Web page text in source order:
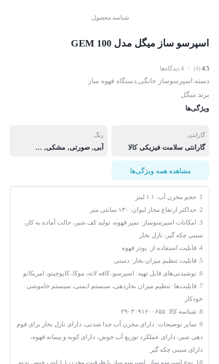
شناسه محصول:
اسپرسو ساز میگل مدل GEM 100
4.5
(4) 4 دیدگاه‌ها
دسته: اسپرسوساز خانگی دستگاه قهوه ساز
برند:میگل
ویژگی‌ها
گارانتی
گارانتی سلامت فیزیکی کالا
رنگ
آبی, صورتی, مشکی, نوک مدادی
مشاهده همه ویژگی‌ها
1. حجم مخزن آب: ۱.۱ لیتر
2. حداکثر ارتفاع مجاز لیوان: ۱۳۰ سانتی متر
3. امکانات اسپرسوساز: تمپر قهوه، تولید کف شیر، حالت آماده به کار،
سینی چکه گیر، نازل بخار
4. قابلیت استفاده از: پودر قهوه
5. قابلیت تنظیم میزان بخار: دستی
6. نوشیدنی‌های قابل تهیه: اسپرسو، کافه لاته، موکا، کاپوچینو، امریکانو
7. قابلیت‌ها: تنظیم میزان بخاردهی، سیستم ایمنی، سیستم خاموشی
خودکار
8. شناسه کالا: ۲۹۰۳۰۹۱۶۰۰۶۵۵
9. سایر توضیحات: دارای مخزن آب جدا شدنی، دارای نازل بخار برای فوم
دهی شیر، دارای عملکرد توزیع آب جوش، دارای کوبه و پیمانه قهوه،
دارای سینی چکه گیر
10. نوع اسپرسو ساز: اسپرسو ساز با ظرفیت مخزن ۱.۱ لیتر، جنس بدنه